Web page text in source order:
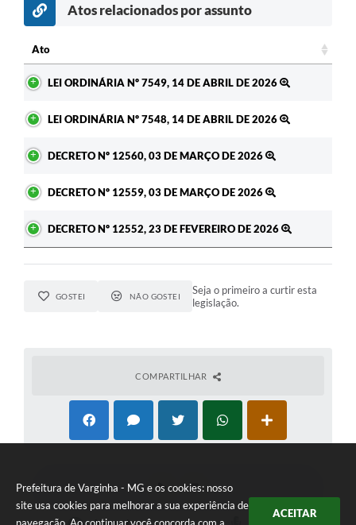
Prefeitura de Varginha - MG e os cookies: nosso
site usa cookies para melhorar a sua experiência de
ACEITAR
Atos relacionados por assunto
Ato
LEI ORDINÁRIA Nº 7549, 14 DE ABRIL DE 2026
LEI ORDINÁRIA Nº 7548, 14 DE ABRIL DE 2026
DECRETO Nº 12560, 03 DE MARÇO DE 2026
DECRETO Nº 12559, 03 DE MARÇO DE 2026
DECRETO Nº 12552, 23 DE FEVEREIRO DE 2026
GOSTEI NÃO GOSTEI
Seja o primeiro a curtir esta
legislação.
COMPARTILHAR